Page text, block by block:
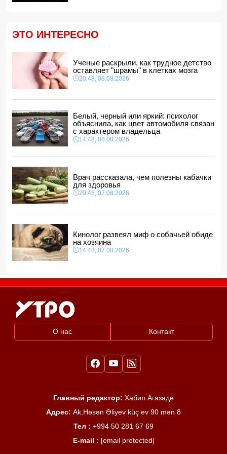
Найдено тело утонувшего в море 16-летнего юноши
обвинений в адрес Инфантино
ВС РФ взяли под контроль Ивановку в Харьковской
области
14:04, 08.08.2026
Прогноз погоды в Азербайджане на 9 августа
14:00, 08.08.2026
Никол Пашинян позвонил Ильхаму Алиеву
12:48, 08.08.2026
СМИ: США ищут на Кубе фигуру для повторения
"венесуэльского сценария"
ЭТО ИНТЕРЕСНО
Ученые раскрыли, как трудное детство
оставляет "шрамы" в клетках мозга
20:48, 08.08.2026
Белый, черный или яркий: психолог
объяснила, как цвет автомобиля связан
с характером владельца
14:48, 08.08.2026
Врач рассказала, чем полезны кабачки
для здоровья
20:48, 07.08.2026
Кинолог развеял миф о собачьей обиде
на хозяина
14:48, 07.08.2026
О нас Контакт
Главный редактор: Хабил Агазаде
Адрес: Ak.Həsən Əliyev küç ev 90 mən 8
Тел : +994 50 281 67 69
E-mail : [email protected]